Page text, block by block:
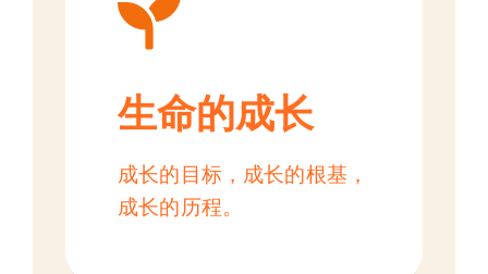
生命的成长
成长的目标，成长的根基，
成长的历程。